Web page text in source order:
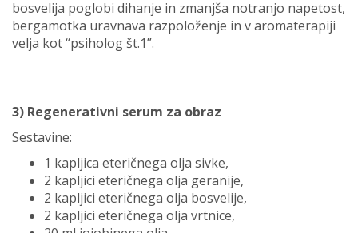
bosvelija poglobi dihanje in zmanjša notranjo napetost,
bergamotka uravnava razpoloženje in v aromaterapiji
velja kot “psiholog št.1”.
3) Regenerativni serum za obraz
Sestavine:
1 kapljica eteričnega olja sivke,
2 kapljici eteričnega olja geranije,
2 kapljici eteričnega olja bosvelije,
2 kapljici eteričnega olja vrtnice,